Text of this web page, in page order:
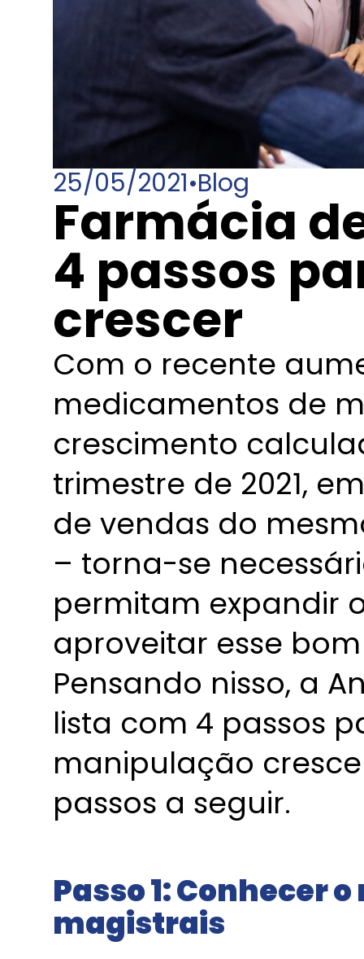
25/05/2021•Blog
Farmácia
4 passos
crescer
Com o recente
medicamentos de
crescimento
trimestre de 2021,
de vendas do
– torna-se
permitam expandir
aproveitar esse
Pensando nisso, a
lista com 4 passos
manipulação
passos a seguir.
Passo 1: Conhecer
magistrais